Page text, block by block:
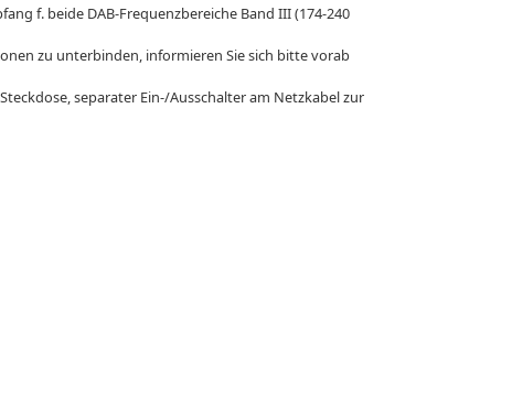
f. beide DAB-Frequenzbereiche Band III (174-240
zu unterbinden, informieren Sie sich bitte vorab
separater Ein-/Ausschalter am Netzkabel zur